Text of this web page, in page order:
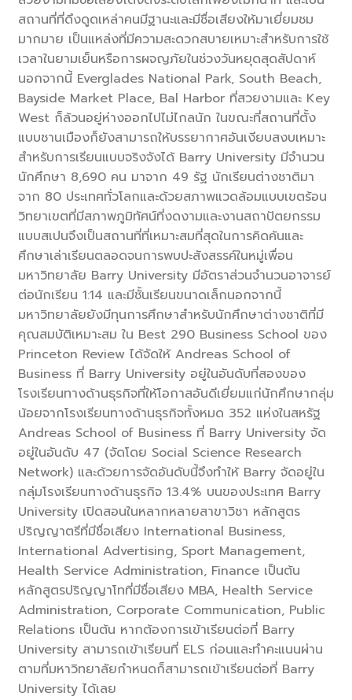
สถานที่ที่ดึงดูดเหล่าคนมีฐานะและมีชื่อเสียงให้มาเยี่ยมชม
มากมาย เป็นแหล่งที่มีความสะดวกสบายเหมาะสำหรับการใช้
เวลาในยามเย็นหรือการผจญภัยในช่วงวันหยุดสุดสัปดาห์
นอกจากนี้ Everglades National Park, South Beach,
Bayside Market Place, Bal Harbor ที่สวยงามและ Key
West ก็ล้วนอยู่ห่างออกไปไม่ไกลนัก ในขณะที่สถานที่ตั้ง
แบบชานเมืองก็ยังสามารถให้บรรยากาศอันเงียบสงบเหมาะ
สำหรับการเรียนแบบจริงจังได้ Barry University มีจำนวน
นักศึกษา 8,690 คน มาจาก 49 รัฐ นักเรียนต่างชาติมา
จาก 80 ประเทศทั่วโลกและด้วยสภาพแวดล้อมแบบเขตร้อน
วิทยาเขตที่มีสภาพภูมิทัศน์ที่งดงามและงานสถาปัตยกรรม
แบบสเปนจึงเป็นสถานที่ที่เหมาะสมที่สุดในการคิดค้นและ
ศึกษาเล่าเรียนตลอดจนการพบปะสังสรรค์ในหมู่เพื่อน
มหาวิทยาลัย Barry University มีอัตราส่วนจำนวนอาจารย์
ต่อนักเรียน 1:14 และมีชั้นเรียนขนาดเล็กนอกจากนี้
มหาวิทยาลัยยังมีทุนการศึกษาสำหรับนักศึกษาต่างชาติที่มี
คุณสมบัติเหมาะสม ใน Best 290 Business School ของ
Princeton Review ได้จัดให้ Andreas School of
Business ที่ Barry University อยู่ในอันดับที่สองของ
โรงเรียนทางด้านธุรกิจที่ให้โอกาสอันดีเยี่ยมแก่นักศึกษากลุ่ม
น้อยจากโรงเรียนทางด้านธุรกิจทั้งหมด 352 แห่งในสหรัฐ
Andreas School of Business ที่ Barry University จัด
อยู่ในอันดับ 47 (จัดโดย Social Science Research
Network) และด้วยการจัดอันดับนี้จึงทำให้ Barry จัดอยู่ใน
กลุ่มโรงเรียนทางด้านธุรกิจ 13.4% บนของประเทศ Barry
University เปิดสอนในหลากหลายสาขาวิชา หลักสูตร
ปริญญาตรีที่มีชื่อเสียง International Business,
International Advertising, Sport Management,
Health Service Administration, Finance เป็นต้น
หลักสูตรปริญญาโทที่มีชื่อเสียง MBA, Health Service
Administration, Corporate Communication, Public
Relations เป็นต้น หากต้องการเข้าเรียนต่อที่ Barry
University สามารถเข้าเรียนที่ ELS ก่อนและทำคะแนนผ่าน
ตามที่มหาวิทยาลัยกำหนดก็สามารถเข้าเรียนต่อที่ Barry
University ได้เลย